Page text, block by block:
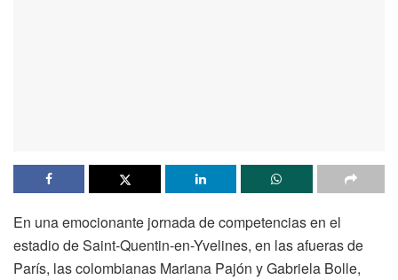
En una emocionante jornada de competencias en el
estadio de Saint-Quentin-en-Yvelines, en las afueras de
París, las colombianas Mariana Pajón y Gabriela Bolle,